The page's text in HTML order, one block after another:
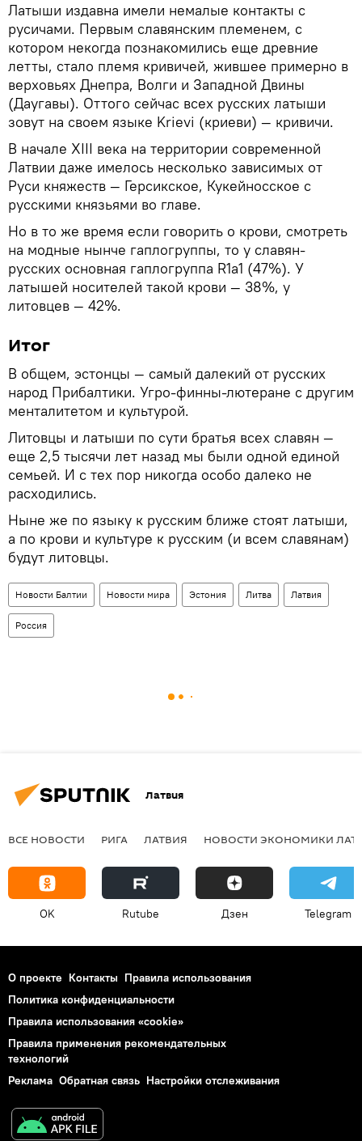
Латыши издавна имели немалые контакты с
русичами. Первым славянским племенем, с
котором некогда познакомились еще древние
летты, стало племя кривичей, жившее примерно в
верховьях Днепра, Волги и Западной Двины
(Даугавы). Оттого сейчас всех русских латыши
зовут на своем языке Krievi (криеви) — кривичи.
В начале XIII века на территории современной
Латвии даже имелось несколько зависимых от
Руси княжеств — Герсикское, Кукейносское с
русскими князьями во главе.
Но в то же время если говорить о крови, смотреть
на модные нынче гаплогруппы, то у славян-
русских основная гаплогруппа R1a1 (47%). У
латышей носителей такой крови — 38%, у
литовцев — 42%.
Итог
В общем, эстонцы — самый далекий от русских
народ Прибалтики. Угро-финны-лютеране с другим
менталитетом и культурой.
Литовцы и латыши по сути братья всех славян —
еще 2,5 тысячи лет назад мы были одной единой
семьей. И с тех пор никогда особо далеко не
расходились.
Ныне же по языку к русским ближе стоят латыши,
а по крови и культуре к русским (и всем славянам)
будут литовцы.
Новости Балтии Новости мира Эстония Литва Латвия
Россия
Латвия
ВСЕ НОВОСТИ РИГА ЛАТВИЯ НОВОСТИ ЭКОНОМИКИ
OK Rutube Дзен Telegram
О проекте Контакты Правила использования
Политика конфиденциальности
Правила использования «cookie»
Правила применения рекомендательных
технологий
Реклама Обратная связь Настройки отслеживания